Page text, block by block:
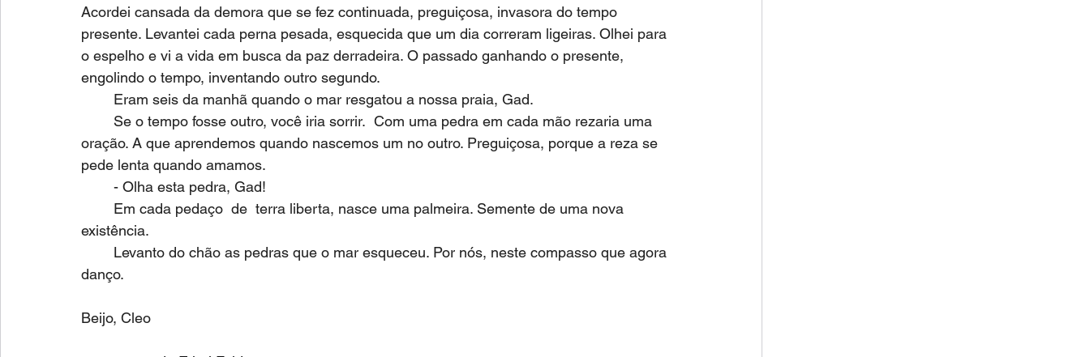
Acordei cansada da demora que se fez continuada, preguiçosa, invasora do tempo
presente. Levantei cada perna pesada, esquecida que um dia correram ligeiras. Olhei para
o espelho e vi a vida em busca da paz derradeira. O passado ganhando o presente,
engolindo o tempo, inventando outro segundo.
	Eram seis da manhã quando o mar resgatou a nossa praia, Gad.
oração. A que aprendemos quando nascemos um no outro. Preguiçosa, porque a reza se
pede lenta quando amamos.
	- Olha esta pedra, Gad!
existência.
danço.
Beijo, Cleo